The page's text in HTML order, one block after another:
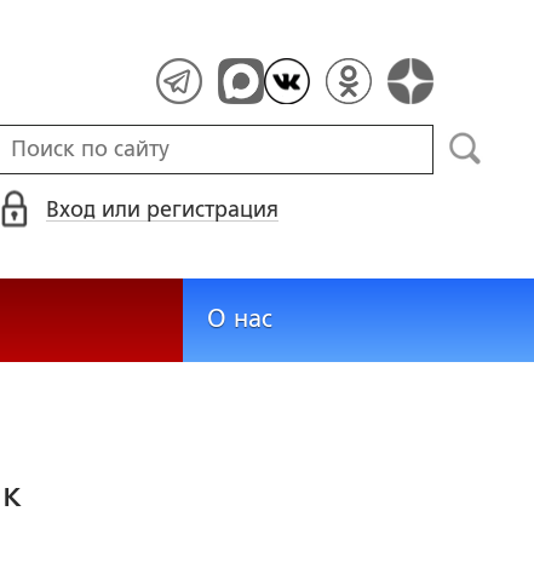
Вход или регистрация
О нас